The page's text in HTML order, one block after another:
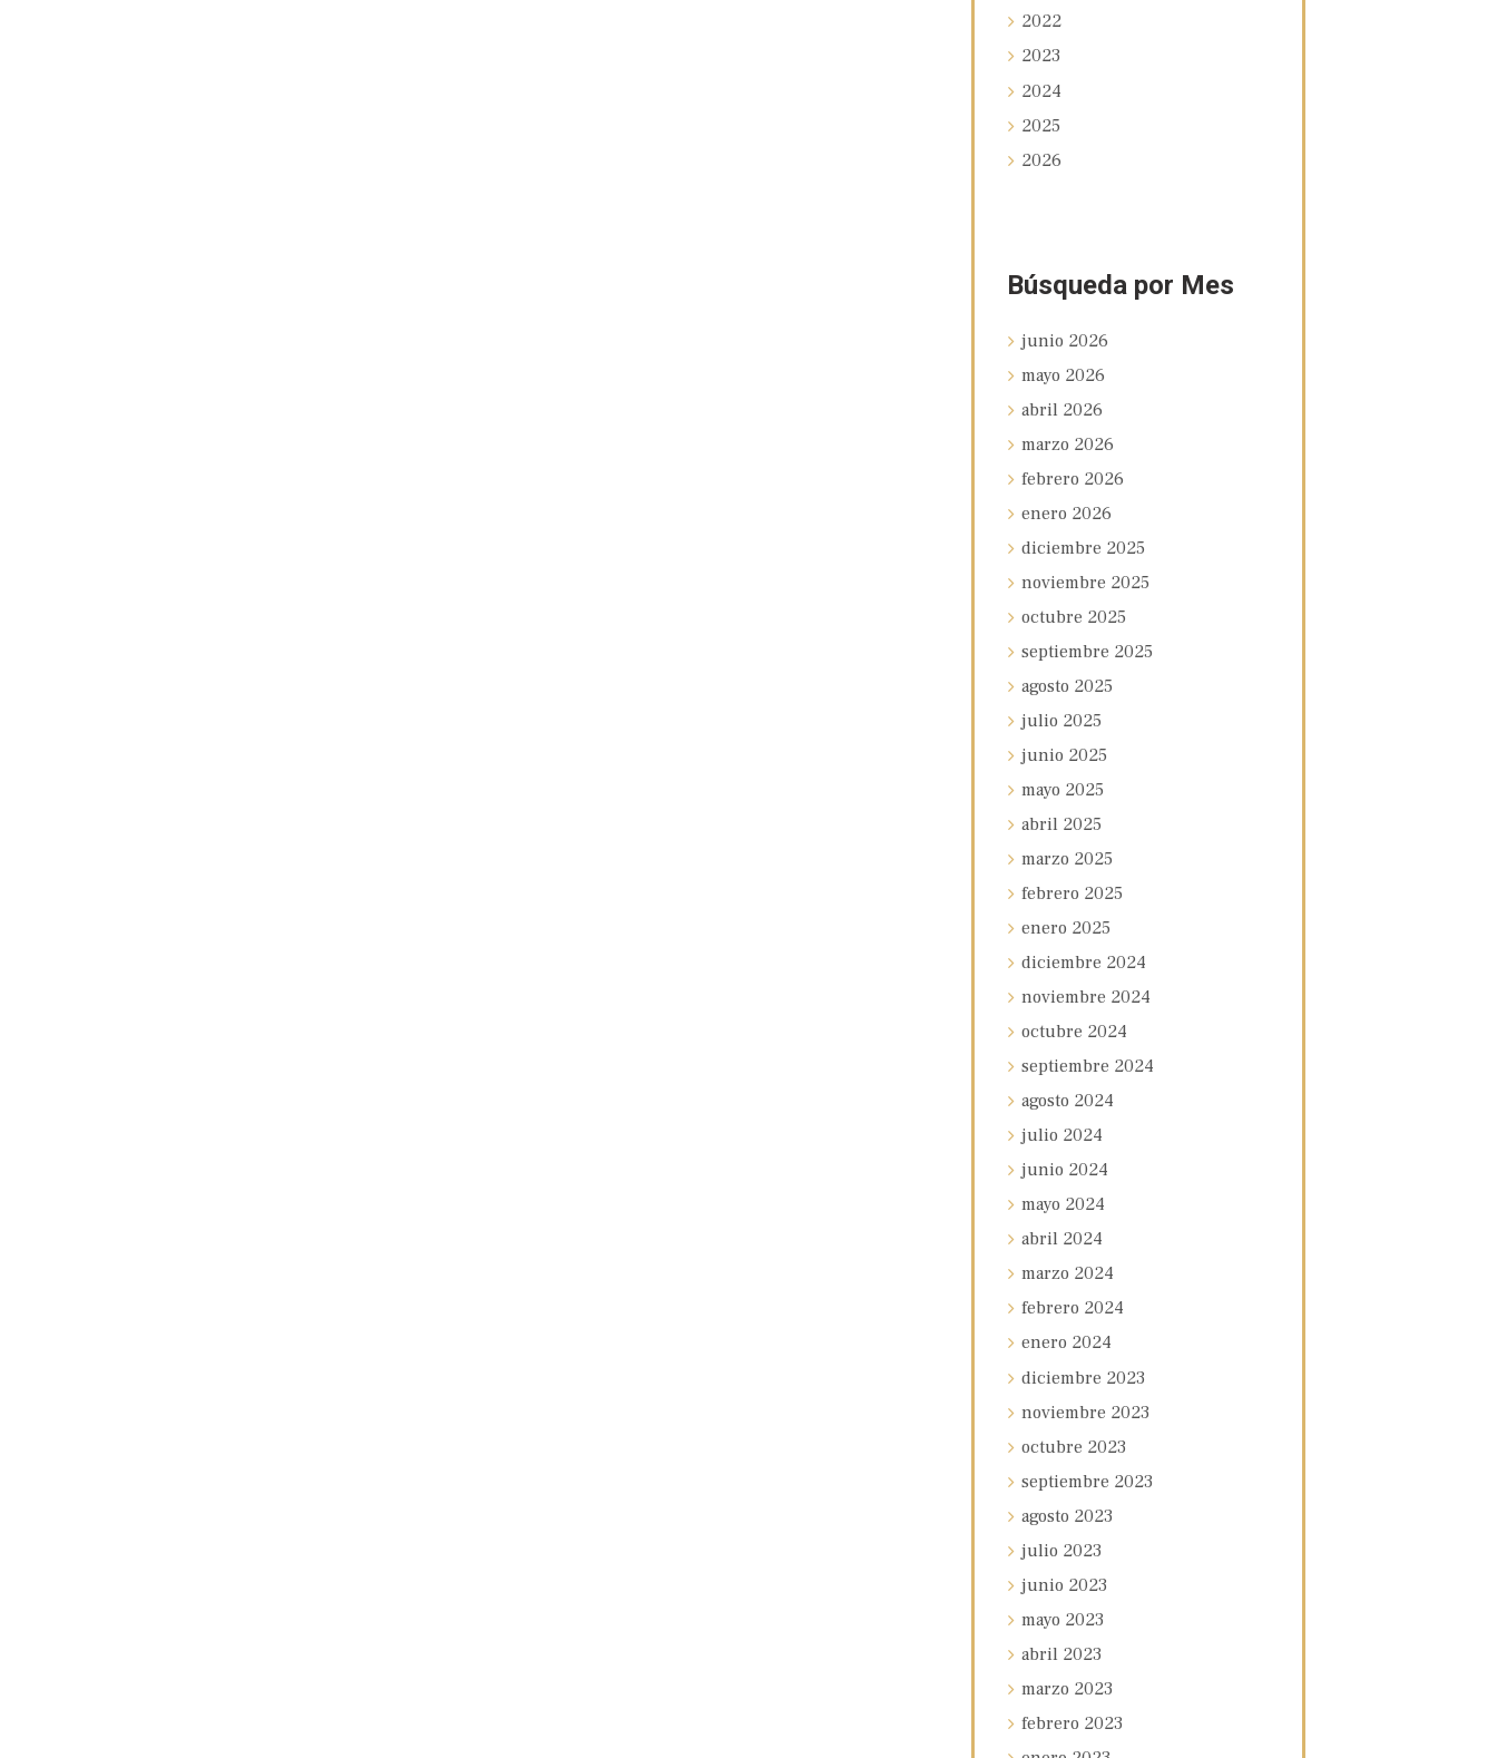
2022
2023
2024
2025
2026
Búsqueda por Mes
junio 2026
mayo 2026
abril 2026
marzo 2026
febrero 2026
enero 2026
diciembre 2025
noviembre 2025
octubre 2025
septiembre 2025
agosto 2025
julio 2025
junio 2025
mayo 2025
abril 2025
marzo 2025
febrero 2025
enero 2025
diciembre 2024
noviembre 2024
octubre 2024
septiembre 2024
agosto 2024
julio 2024
junio 2024
mayo 2024
abril 2024
marzo 2024
febrero 2024
enero 2024
diciembre 2023
noviembre 2023
octubre 2023
septiembre 2023
agosto 2023
julio 2023
junio 2023
mayo 2023
abril 2023
marzo 2023
febrero 2023